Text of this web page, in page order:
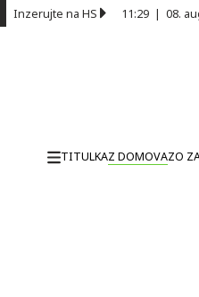
Inzerujte na HS 11:29 | 08.
TITULKAZ DOMOVAZO